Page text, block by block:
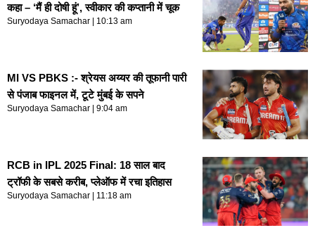
कहा – ‘मैं ही दोषी हूं’, स्वीकार की कप्तानी में चूक
Suryodaya Samachar 10:13 am
MI VS PBKS :- श्रेयस अय्यर की तूफानी पारी
से पंजाब फाइनल में, टूटे मुंबई के सपने
Suryodaya Samachar 9:04 am
RCB in IPL 2025 Final: 18 साल बाद
ट्रॉफी के सबसे करीब, प्लेऑफ में रचा इतिहास
Suryodaya Samachar 11:18 am